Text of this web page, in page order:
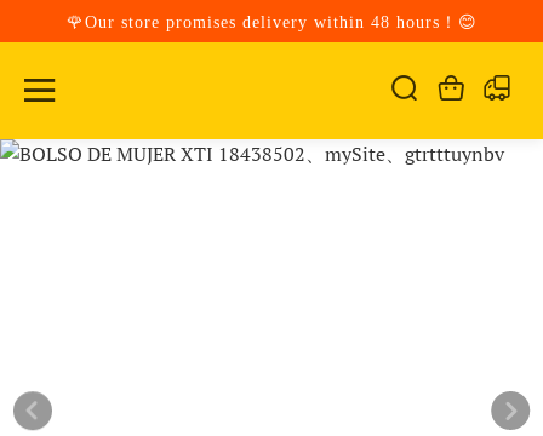
🌹Our store promises delivery within 48 hours！😊